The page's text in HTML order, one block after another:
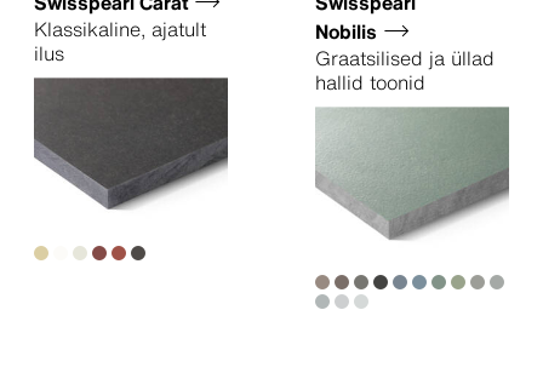
Klassikaline, ajatult
ilus
Nobilis
Graatsilised ja üllad
hallid toonid